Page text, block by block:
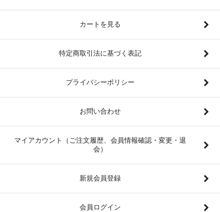
カートを見る
特定商取引法に基づく表記
プライバシーポリシー
お問い合わせ
マイアカウント（ご注文履歴、会員情報確認・変更・退
会）
新規会員登録
会員ログイン